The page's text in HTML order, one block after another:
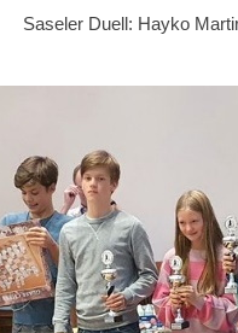
Saseler Duell: Hayko